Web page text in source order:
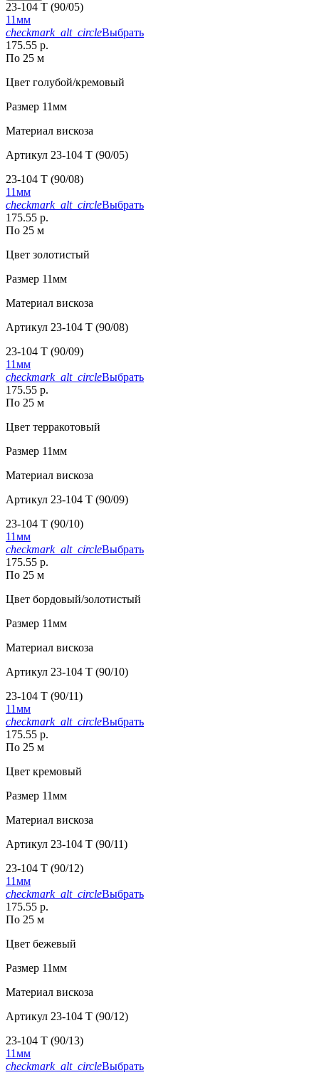
23-104 T (90/05)
11мм
checkmark_alt_circleВыбрать
175.55 р.
По 25 м
Цвет голубой/кремовый
Размер 11мм
Материал вискоза
Артикул 23-104 T (90/05)
23-104 T (90/08)
11мм
checkmark_alt_circleВыбрать
175.55 р.
По 25 м
Цвет золотистый
Размер 11мм
Материал вискоза
Артикул 23-104 T (90/08)
23-104 T (90/09)
11мм
checkmark_alt_circleВыбрать
175.55 р.
По 25 м
Цвет терракотовый
Размер 11мм
Материал вискоза
Артикул 23-104 T (90/09)
23-104 T (90/10)
11мм
checkmark_alt_circleВыбрать
175.55 р.
По 25 м
Цвет бордовый/золотистый
Размер 11мм
Материал вискоза
Артикул 23-104 T (90/10)
23-104 T (90/11)
11мм
checkmark_alt_circleВыбрать
175.55 р.
По 25 м
Цвет кремовый
Размер 11мм
Материал вискоза
Артикул 23-104 T (90/11)
23-104 T (90/12)
11мм
checkmark_alt_circleВыбрать
175.55 р.
По 25 м
Цвет бежевый
Размер 11мм
Материал вискоза
Артикул 23-104 T (90/12)
23-104 T (90/13)
11мм
checkmark_alt_circleВыбрать